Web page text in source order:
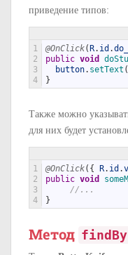
приведение типов:
1
2
3
4
@OnClick(R. id .
public void
button. setText (
}
Также можно
для них будет
1
2
3
4
@OnClick( { R. id .
public void
//...
}
Метод